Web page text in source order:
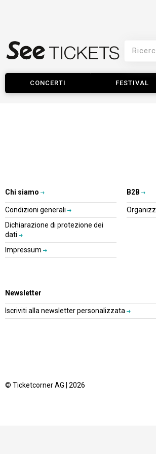
CONCERTI FESTIVAL
Chi siamo
Condizioni generali
Dichiarazione di protezione dei
dati
Impressum
B2B
Newsletter
Iscriviti alla newsletter personalizzata
© Ticketcorner AG | 2026